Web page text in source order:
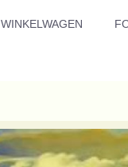
WINKELWAGEN